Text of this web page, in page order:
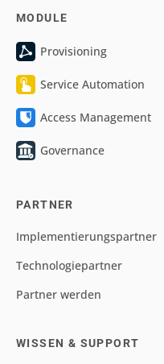
MODULE
Provisioning
Service Automation
Access Management
Governance
PARTNER
Implementierungspartner
Technologiepartner
Partner werden
WISSEN & SUPPORT